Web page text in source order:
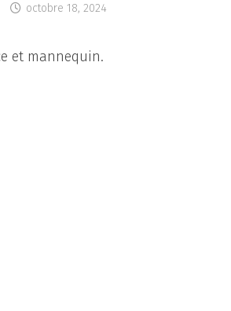
octobre 18, 2024
et mannequin.